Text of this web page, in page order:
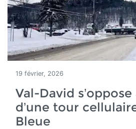
19 février, 2026
Val-David s’oppose
d’une tour
Bleue